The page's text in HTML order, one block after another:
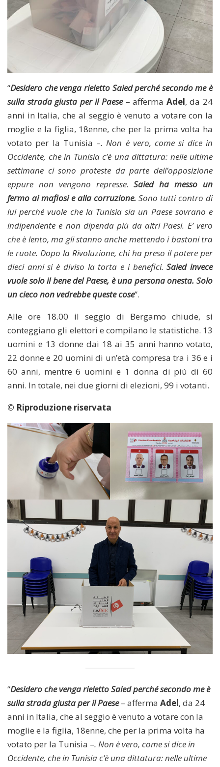
“Desidero che venga rieletto Saied perché secondo me è
sulla strada giusta per il Paese– afferma Adel, da 24
anni in Italia, che al seggio è venuto a votare con la
moglie e la figlia, 18enne, che per la prima volta ha
votato per la Tunisia –. Non è vero, come si dice in
Occidente, che in Tunisia c’è una dittatura: nelle ultime
settimane ci sono proteste da parte dell’opposizione
eppure non vengono represse.Saied ha messo un
fermo ai mafiosi e alla corruzione. Sono tutti contro di
lui perché vuole che la Tunisia sia un Paese sovrano e
indipendente e non dipenda più da altri Paesi. E’ vero
che è lento, ma gli stanno anche mettendo i bastoni tra
le ruote. Dopo la Rivoluzione, chi ha preso il potere per
dieci anni si è diviso la torta e i benefici.Saied invece
vuole solo il bene del Paese, è una persona onesta. Solo
un cieco non vedrebbe queste cose”.
Alle ore 18.00 il seggio di Bergamo chiude, si
conteggiano gli elettori e compilano le statistiche. 13
uomini e 13 donne dai 18 ai 35 anni hanno votato,
22 donne e 20 uomini di un’età compresa tra i 36 e i
60 anni, mentre 6 uomini e 1 donna di più di 60
anni. In totale, nei due giorni di elezioni, 99 i votanti.
© Riproduzione riservata
“Desidero che venga rieletto Saied perché secondo me è
sulla strada giusta per il Paese– afferma Adel, da 24
anni in Italia, che al seggio è venuto a votare con la
moglie e la figlia, 18enne, che per la prima volta ha
votato per la Tunisia –. Non è vero, come si dice in
Occidente, che in Tunisia c’è una dittatura: nelle ultime